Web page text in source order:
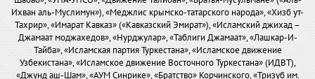
Ихван аль-Муслимун»), «Меджлис крымско-татарского народа», «Хизб ут-
Тахрир», «Имарат Кавказ» («Кавказский Эмират»), «Исламский джихад –
Джамаат моджахедов», «Нурджулар», «Таблиги Джамаат», «Лашкар-И-
Тайба», «Исламская партия Туркестана», «Исламское движение
Узбекистана», «Исламское движение Восточного Туркестана» (ИДВТ),
«Джунд аш-Шам», «АУМ Синрике», «Братство» Корчинского, «Тризуб им.